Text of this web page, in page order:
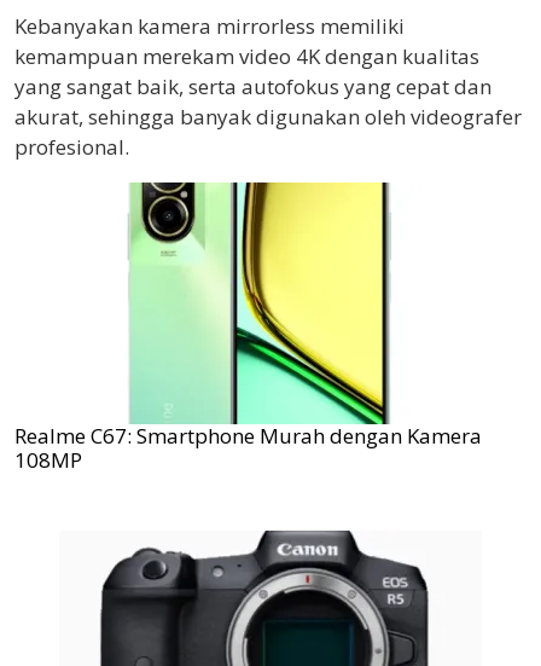
Kebanyakan kamera mirrorless memiliki
kemampuan merekam video 4K dengan kualitas
yang sangat baik, serta autofokus yang cepat dan
akurat, sehingga banyak digunakan oleh videografer
profesional.
Realme C67: Smartphone Murah dengan Kamera
108MP